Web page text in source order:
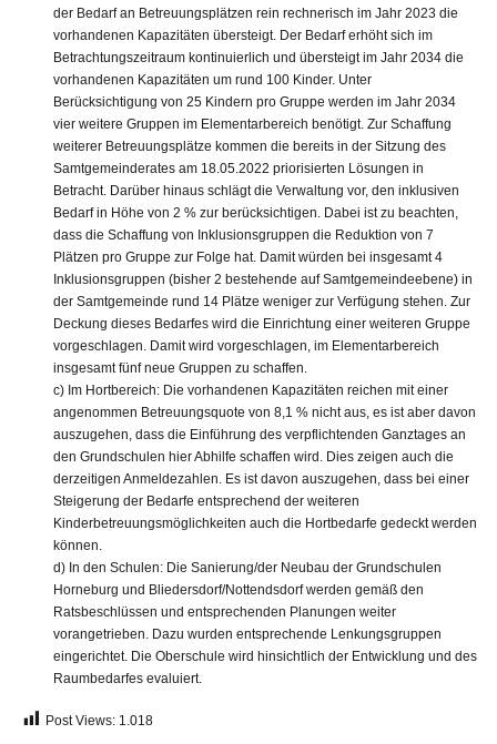
der Bedarf an Betreuungsplätzen rein rechnerisch im Jahr 2023 die
vorhandenen Kapazitäten übersteigt. Der Bedarf erhöht sich im
Betrachtungszeitraum kontinuierlich und übersteigt im Jahr 2034 die
vorhandenen Kapazitäten um rund 100 Kinder. Unter
Berücksichtigung von 25 Kindern pro Gruppe werden im Jahr 2034
vier weitere Gruppen im Elementarbereich benötigt. Zur Schaffung
weiterer Betreuungsplätze kommen die bereits in der Sitzung des
Samtgemeinderates am 18.05.2022 priorisierten Lösungen in
Betracht. Darüber hinaus schlägt die Verwaltung vor, den inklusiven
Bedarf in Höhe von 2 % zur berücksichtigen. Dabei ist zu beachten,
dass die Schaffung von Inklusionsgruppen die Reduktion von 7
Plätzen pro Gruppe zur Folge hat. Damit würden bei insgesamt 4
Inklusionsgruppen (bisher 2 bestehende auf Samtgemeindeebene) in
der Samtgemeinde rund 14 Plätze weniger zur Verfügung stehen. Zur
Deckung dieses Bedarfes wird die Einrichtung einer weiteren Gruppe
vorgeschlagen. Damit wird vorgeschlagen, im Elementarbereich
insgesamt fünf neue Gruppen zu schaffen.
c) Im Hortbereich: Die vorhandenen Kapazitäten reichen mit einer
angenommen Betreuungsquote von 8,1 % nicht aus, es ist aber davon
auszugehen, dass die Einführung des verpflichtenden Ganztages an
den Grundschulen hier Abhilfe schaffen wird. Dies zeigen auch die
derzeitigen Anmeldezahlen. Es ist davon auszugehen, dass bei einer
Steigerung der Bedarfe entsprechend der weiteren
Kinderbetreuungsmöglichkeiten auch die Hortbedarfe gedeckt werden
können.
d) In den Schulen: Die Sanierung/der Neubau der Grundschulen
Horneburg und Bliedersdorf/Nottendsdorf werden gemäß den
Ratsbeschlüssen und entsprechenden Planungen weiter
vorangetrieben. Dazu wurden entsprechende Lenkungsgruppen
eingerichtet. Die Oberschule wird hinsichtlich der Entwicklung und des
Raumbedarfes evaluiert.
Post Views: 1.018